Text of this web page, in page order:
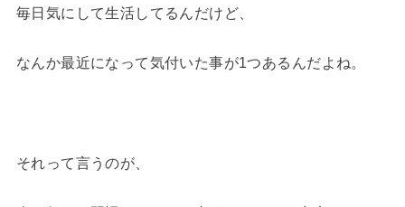
毎日気にして生活してるんだけど、
なんか最近になって気付いた事が1つあるんだよね。
それって言うのが、